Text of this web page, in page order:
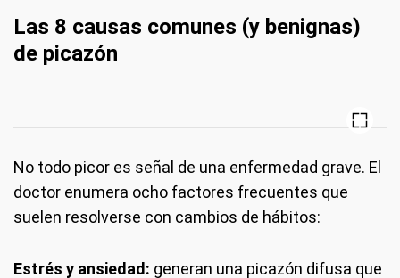
Las 8 causas comunes (y benignas)
de picazón
No todo picor es señal de una enfermedad grave. El
doctor enumera ocho factores frecuentes que
suelen resolverse con cambios de hábitos:
Estrés y ansiedad: generan una picazón difusa que